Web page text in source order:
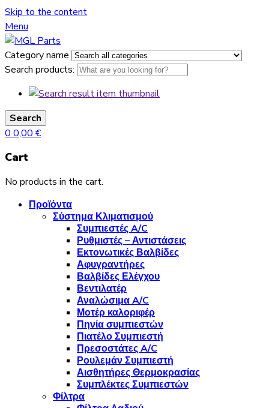
Skip to the content
Menu
Category name
Search products:
Search
0 0,00 €
Cart
No products in the cart.
Προϊόντα
Σύστημα Κλιματισμού
Συμπιεστές A/C
Ρυθμιστές – Αντιστάσεις
Εκτονωτικές Βαλβίδες
Αφυγραντήρες
Βαλβίδες Ελέγχου
Βεντιλατέρ
Αναλώσιμα A/C
Μοτέρ καλοριφέρ
Πηνία συμπιεστών
Πιατέλο Συμπιεστή
Πρεσοστάτες A/C
Ρουλεμάν Συμπιεστή
Αισθητήρες Θερμοκρασίας
Συμπλέκτες Συμπιεστών
Φίλτρα